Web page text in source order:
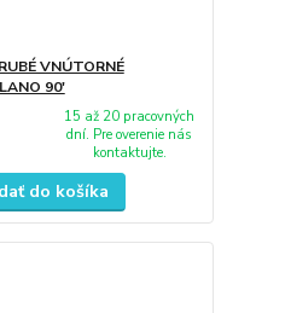
VNÚTORNÉ
90'
15 až 20 pracovných
dní. Pre overenie nás
kontaktujte.
do košíka